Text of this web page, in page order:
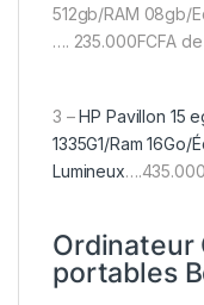
512gb/RAM 08gb/
…. 235.000FCFA
3 –HP Pavillon 15
1335G1/Ram
Lumineux
Ordinateur
portables